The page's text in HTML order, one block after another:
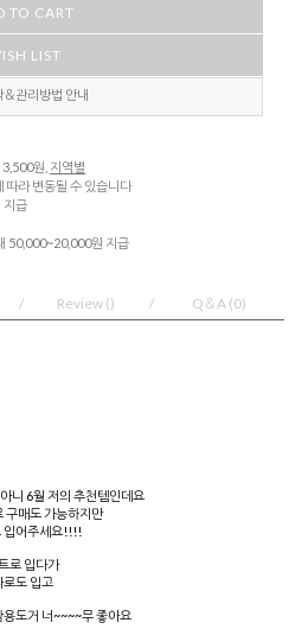
TO CART
LIST
＆관리방법 안내
원, 지역별
라 변동될 수 있습니다
지급
50,000~20,000원 지급
Review () Q＆A (0)
니 6월 저의 추천템인데요
구매도 가능하지만
입어주세요!!!!
로 입다가
로도 입고
도거 너~~~~무 좋아요